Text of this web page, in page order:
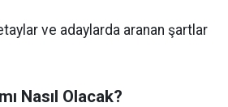
ve adaylarda aranan şartlar
Nasıl Olacak?